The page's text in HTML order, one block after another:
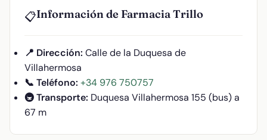
📋Información de Farmacia Trillo
📍 Dirección: Calle de la Duquesa de
Villahermosa
📞 Teléfono: +34 976 750757
🚇 Transporte: Duquesa Villahermosa 155 (bus) a
67 m